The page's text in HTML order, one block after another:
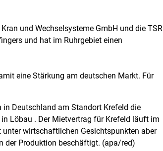
und Wechselsysteme GmbH und die TSR
und hat im Ruhrgebiet einen
eine Stärkung am deutschen Markt. Für
in Deutschland am Standort Krefeld die
Löbau . Der Mietvertrag für Krefeld läuft im
wirtschaftlichen Gesichtspunkten aber
der Produktion beschäftigt. (apa/red)